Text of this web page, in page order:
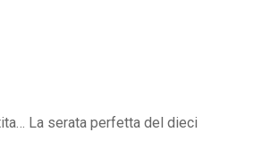
La serata perfetta del dieci